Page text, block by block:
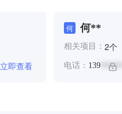
立即查看
何 何**
相关项目： 2个
电话： 139